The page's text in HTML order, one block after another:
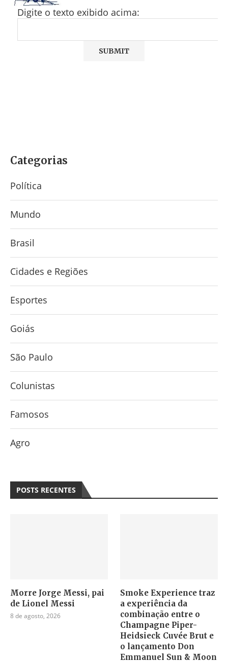
Digite o texto exibido acima:
Categorias
Política
Mundo
Brasil
Cidades e Regiões
Esportes
Goiás
São Paulo
Colunistas
Famosos
Agro
POSTS RECENTES
Morre Jorge Messi, pai
de Lionel Messi
8 de agosto, 2026
Smoke Experience traz
a experiência da
combinação entre o
Champagne Piper-
Heidsieck Cuvée Brut e
o lançamento Don
Emmanuel Sun & Moon